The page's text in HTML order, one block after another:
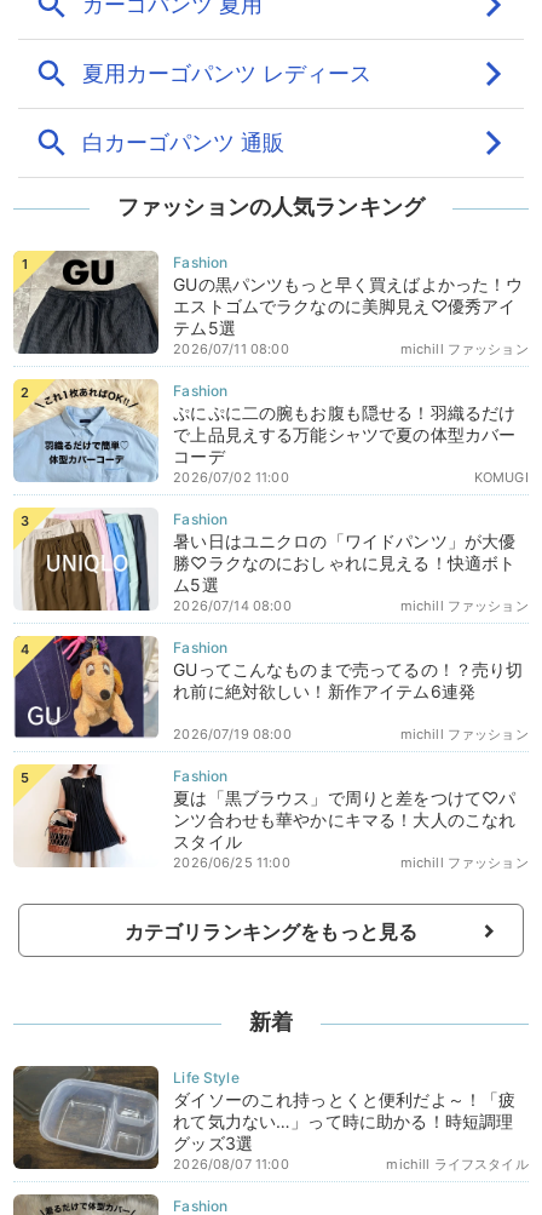
ファッションの人気ランキング
GUの黒パンツもっと早く買えばよかった！ウ
エストゴムでラクなのに美脚見え♡優秀アイ
テム5選
michill ファッション
2026/07/11 08:00
ぷにぷに二の腕もお腹も隠せる！羽織るだけ
で上品見えする万能シャツで夏の体型カバー
コーデ
KOMUGI
2026/07/02 11:00
暑い日はユニクロの「ワイドパンツ」が大優
勝♡ラクなのにおしゃれに見える！快適ボト
ム5選
michill ファッション
2026/07/14 08:00
GUってこんなものまで売ってるの！？売り切
れ前に絶対欲しい！新作アイテム6連発
michill ファッション
2026/07/19 08:00
夏は「黒ブラウス」で周りと差をつけて♡パ
ンツ合わせも華やかにキマる！大人のこなれ
スタイル
michill ファッション
2026/06/25 11:00
カテゴリランキングをもっと見る
新着
ダイソーのこれ持っとくと便利だよ～！「疲
れて気力ない…」って時に助かる！時短調理
グッズ3選
michill ライフスタイル
2026/08/07 11:00